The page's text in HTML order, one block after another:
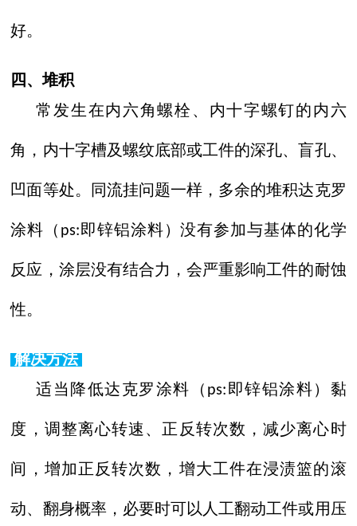
好。
四、堆积
常发生在内六角螺栓、内十字螺钉的内六
角，内十字槽及螺纹底部或工件的深孔、盲孔、
凹面等处。同流挂问题一样，多余的堆积达克罗
涂料（ ps:即锌铝涂料）没有参加与基体的化学
反应，涂层没有结合力，会严重影响工件的耐蚀
性。
解决方法
适当降低达克罗涂料（ ps: 即锌铝涂料）黏
度，调整离心转速、正反转次数，减少离心时
间，增加正反转次数，增大工件在浸渍篮的滚
动、翻身概率，必要时可以人工翻动工件或用压